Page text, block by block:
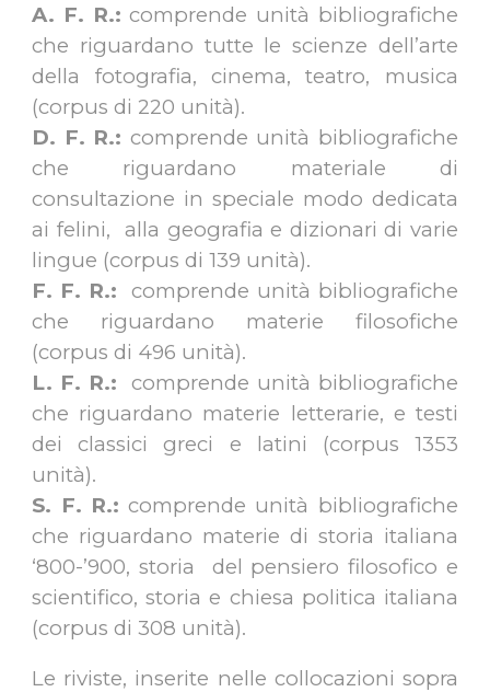
A. F. R.: comprende unità bibliografiche
che riguardano tutte le scienze dell’arte
della fotografia, cinema, teatro, musica
(corpus di 220 unità).
D. F. R.: comprende unità bibliografiche
che riguardano materiale di
consultazione in speciale modo dedicata
ai felini, alla geografia e dizionari di varie
lingue (corpus di 139 unità).
F. F. R.: comprende unità bibliografiche
che riguardano materie filosofiche
(corpus di 496 unità).
L. F. R.: comprende unità bibliografiche
che riguardano materie letterarie, e testi
dei classici greci e latini (corpus 1353
unità).
S. F. R.: comprende unità bibliografiche
che riguardano materie di storia italiana
‘800-’900, storia del pensiero filosofico e
scientifico, storia e chiesa politica italiana
(corpus di 308 unità).
Le riviste, inserite nelle collocazioni sopra